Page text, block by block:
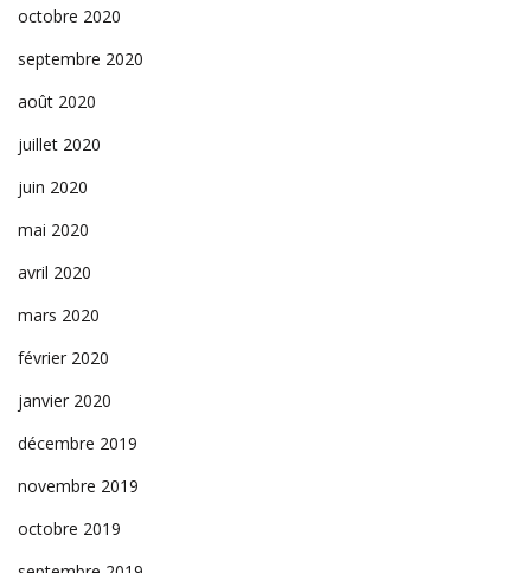
octobre 2020
septembre 2020
août 2020
juillet 2020
juin 2020
mai 2020
avril 2020
mars 2020
février 2020
janvier 2020
décembre 2019
novembre 2019
octobre 2019